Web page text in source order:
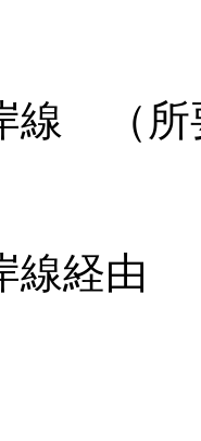
線 （所
線経由